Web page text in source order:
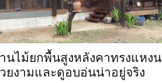
นไม้ยกพื้นสูงหลังคาทรงแหงน
ยงามและดูอบอ่นน่าอยู่จริง